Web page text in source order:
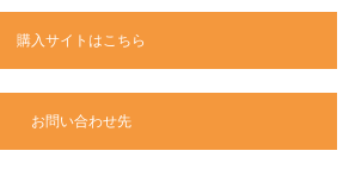
購入サイトはこちら
お問い合わせ先